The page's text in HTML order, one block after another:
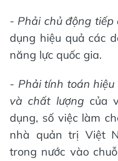
- Phải chủ động tiếp
dụng hiệu quả các
năng lực quốc gia.
- Phải tính toán
và chất lượngcủa
dụng, số việc làm
nhà quản trị Việt
trong nước vào